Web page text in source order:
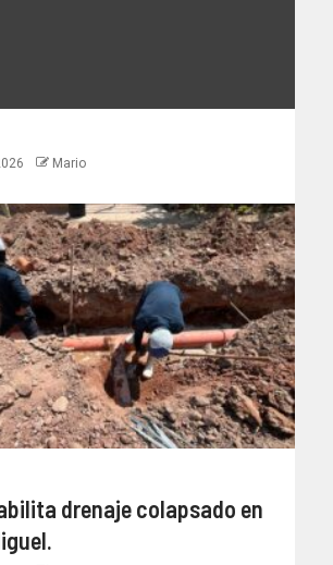
Mario
drenaje colapsado en